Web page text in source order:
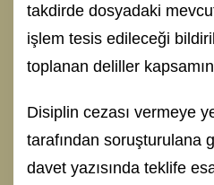
takdirde dosyadaki
işlem tesis edileceği
toplanan deliller
Disiplin cezası vermeye
tarafından soruşturulana
davet yazısında teklife